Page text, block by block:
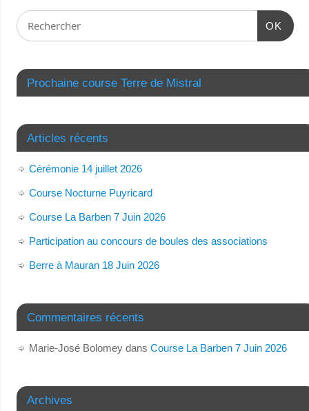
OK
Prochaine course Terre de Mistral
Articles récents
Cérémonie 14 juillet 2026
Course Nocturne Puyricard
Course La Barben 7 Juin 2026
Participation au concours de boules des associations
Berre à Mauran 18 Juin 2026
Commentaires récents
Marie-José Bolomeydans Course La Barben 7 Juin 2026
Archives